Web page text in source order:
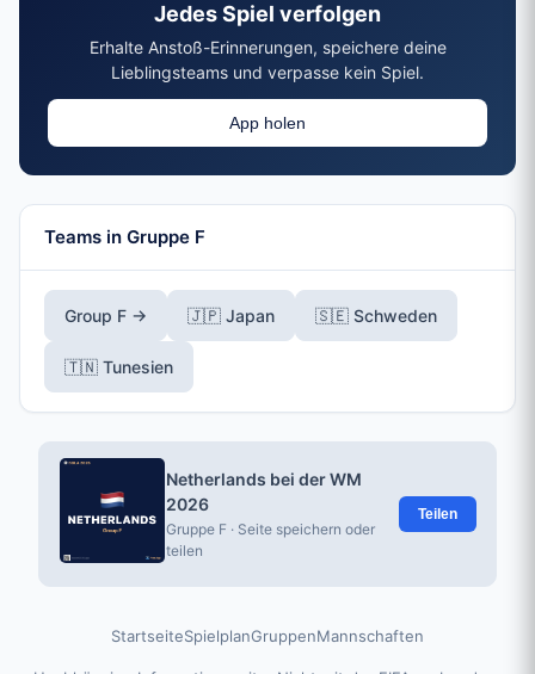
Jedes Spiel verfolgen
Erhalte Anstoß-Erinnerungen, speichere deine
Lieblingsteams und verpasse kein Spiel.
App holen
Teams in Gruppe F
Group F → 🇯🇵 Japan 🇸🇪 Schweden
🇹🇳 Tunesien
Netherlands bei der WM
2026
Gruppe F · Seite speichern oder
teilen
Teilen
StartseiteSpielplanGruppenMannschaften